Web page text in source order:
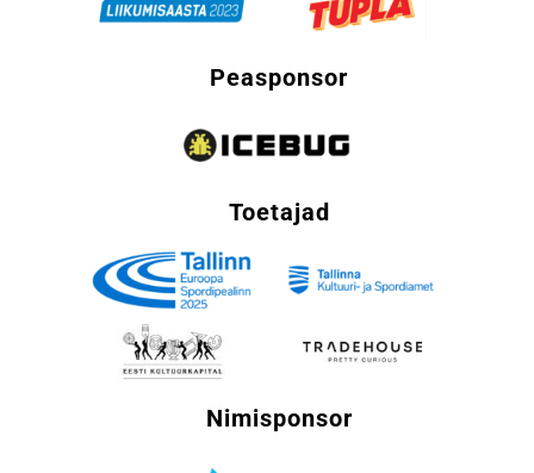
Peasponsor
Toetajad
Nimisponsor